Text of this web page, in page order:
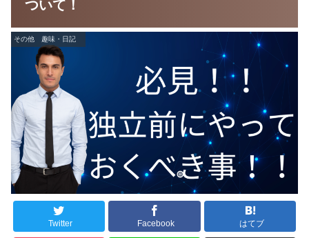
ついて！
その他 趣味・日記
Twitter Facebook はてブ